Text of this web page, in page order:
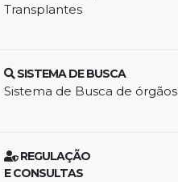
Transplantes
SISTEMA DE BUSCA
Sistema de Busca de órgãos
REGULAÇÃO
E CONSULTAS